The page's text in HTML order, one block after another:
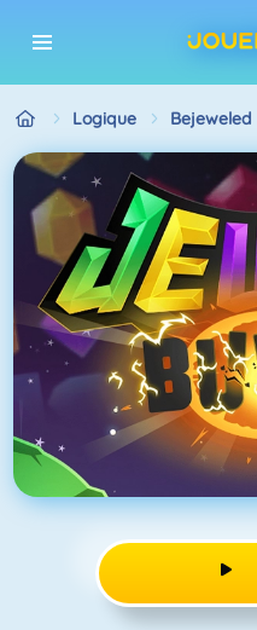
Logique Bejeweled